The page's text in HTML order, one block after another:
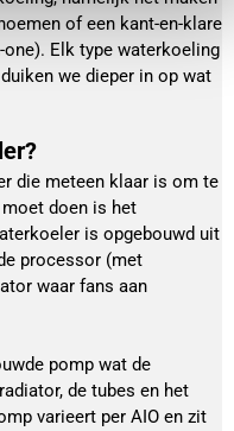
of een kant-en-klare
Elk type waterkoeling
we dieper in op wat
die meteen klaar is om te
doen is het
is opgebouwd uit
processor (met
waar fans aan
pomp wat de
de tubes en het
varieert per AIO en zit